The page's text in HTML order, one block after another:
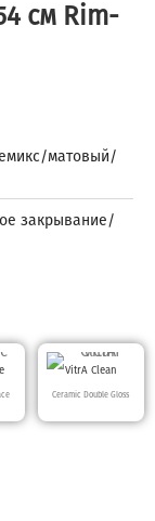
см Rim-
матовый/
закрывание/
VitrA Clean
Ceramic Double Gloss